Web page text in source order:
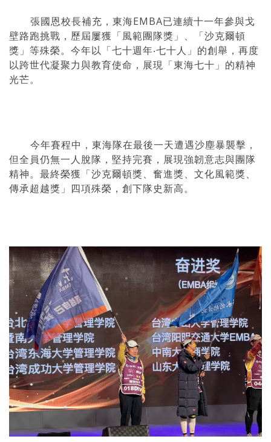
張國恩校長補充，東海EMBA已連續十一年參與戈
壁路跑挑戰，歷屆屢獲「風範團隊獎」、「沙克爾頓
獎」等殊榮。今年以「七十週年‧七十人」的創舉，再度
以跨世代凝聚力與教育使命，展現「東海七十」的精神
光芒。
今年賽程中，東海隊在最後一天遭遇沙塵暴襲擊，
但全員仍無一人脫隊，堅持完賽，展現強韌意志與團隊
精神。最終榮獲「沙克爾頓獎、奮進獎、文化風範獎、
傳承超越獎」四項殊榮，創下隊史新高。